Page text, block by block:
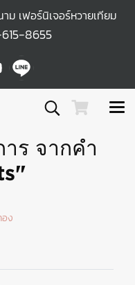
ม เฟอร์นิเจอร์หวายเทียม
8655
ร จากคำ
อง